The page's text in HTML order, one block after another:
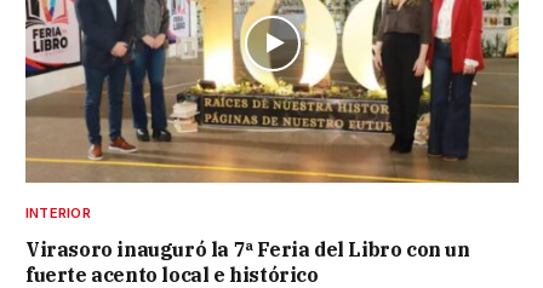
INTERIOR
Virasoro inauguró la 7ª Feria del Libro con un
fuerte acento local e histórico